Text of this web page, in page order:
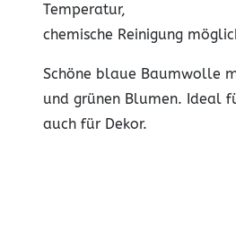
Temperatur,
chemische Reinigung
Schöne blaue Baumwolle
und grünen Blumen. Ideal
auch für Dekor.